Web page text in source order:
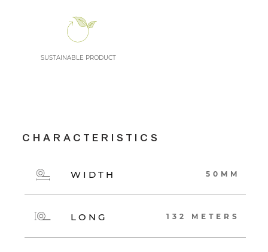
SUSTAINABLE PRODUCT
CHARACTERISTICS
WIDTH 50MM
LONG 132 METERS